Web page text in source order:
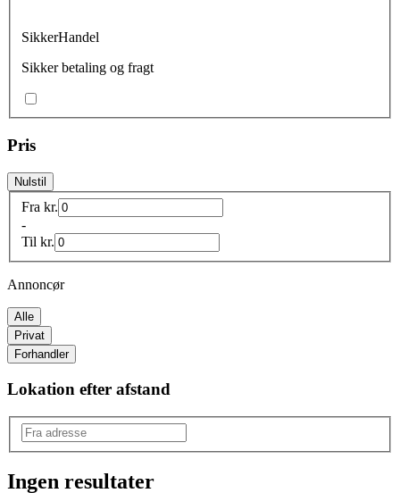
SikkerHandel
Sikker betaling og fragt
Pris
Nulstil
Fra kr.
-
Til kr.
Annoncør
Alle
Privat
Forhandler
Lokation efter afstand
Ingen resultater